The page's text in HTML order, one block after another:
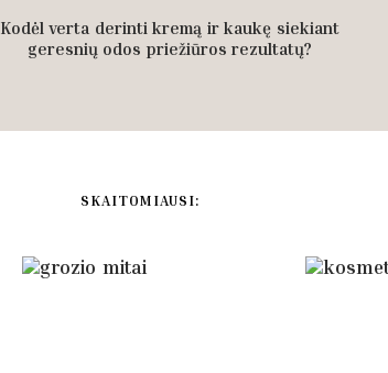
Kodėl verta derinti kremą ir kaukę siekiant
geresnių odos priežiūros rezultatų?
SKAITOMIAUSI: